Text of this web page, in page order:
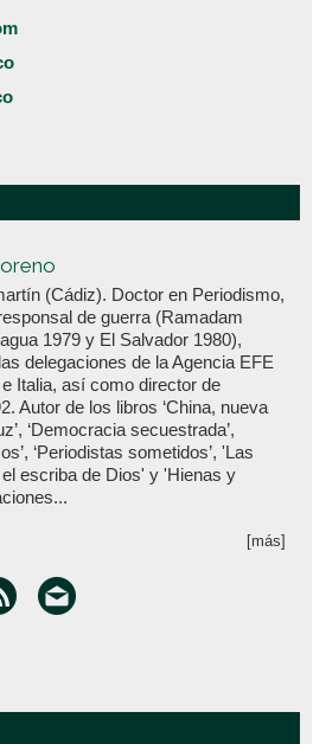
(Cádiz). Doctor en Periodismo,
de guerra (Ramadam
1979 y El Salvador 1980),
delegaciones de la Agencia EFE
Italia, así como director de
Autor de los libros ‘China, nueva
‘Democracia secuestrada’,
‘Periodistas sometidos’, 'Las
escriba de Dios' y 'Hienas y
[más]